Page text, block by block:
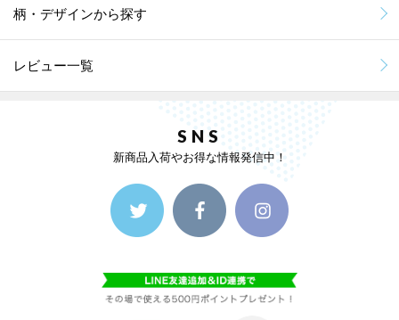
柄・デザインから探す
レビュー一覧
SNS
新商品入荷やお得な情報発信中！